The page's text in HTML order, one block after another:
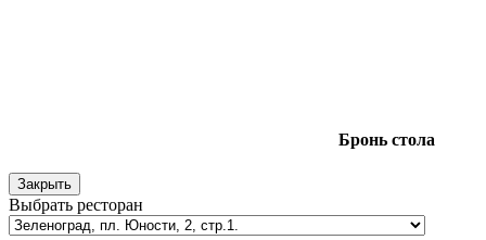
Бронь стола
Закрыть
Выбрать ресторан